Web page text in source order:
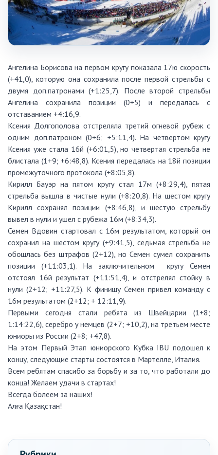
Ангелина Борисова на первом кругу показала 17ю скорость
(+41,0), которую она сохранила после первой стрельбы с
двумя доп.патронами (+1:25,7). После второй стрельбы
Ангелина сохранила позиции (0+5) и передалась с
отставанием +4:16,9.
Ксения Долгополова отстреляла третий огневой рубеж с
одним доп.патроном (0+6; +5:11,4). На четвертом кругу
Ксения уже стала 16й (+6:01,5), но четвертая стрельба не
блистала (1+9; +6:48,8). Ксения передалась на 18й позиции
промежуточного протокола (+8:05,8).
Кирилл Бауэр на пятом кругу стал 17м (+8:29,4), пятая
стрельба вышла в чистые нули (+8:20,8). На шестом кругу
Кирилл сохранял позиции (+8:46,8), и шестую стрельбу
вывел в нули и ушел с рубежа 16м (+8:34,3).
Семен Вдовин стартовал с 16м результатом, который он
сохранил на шестом кругу (+9:41,5), седьмая стрельба не
обошлась без штрафов (2+12), но Семен сумел сохранить
позиции (+11:03,1). На заключительном кругу Семен
отстоял 16й результат (+11:51,4), и отстрелял стойку в
нули (2+12; +11:27,5). К финишу Семен привел команду с
16м результатом (2+12; + 12:11,9).
Первыми сегодня стали ребята из Швейцарии (1+8;
1:14:22,6), серебро у немцев (2+7; +10,2), на третьем месте
юниоры из России (2+8; +47,8).
На этом Первый Этап юниорского Кубка IBU подошел к
концу, следующие старты состоятся в Мартелле, Италия.
Всем ребятам спасибо за борьбу и за то, что работали до
конца! Желаем удачи в стартах!
Всегда болеем за наших!
Алға Қазақстан!